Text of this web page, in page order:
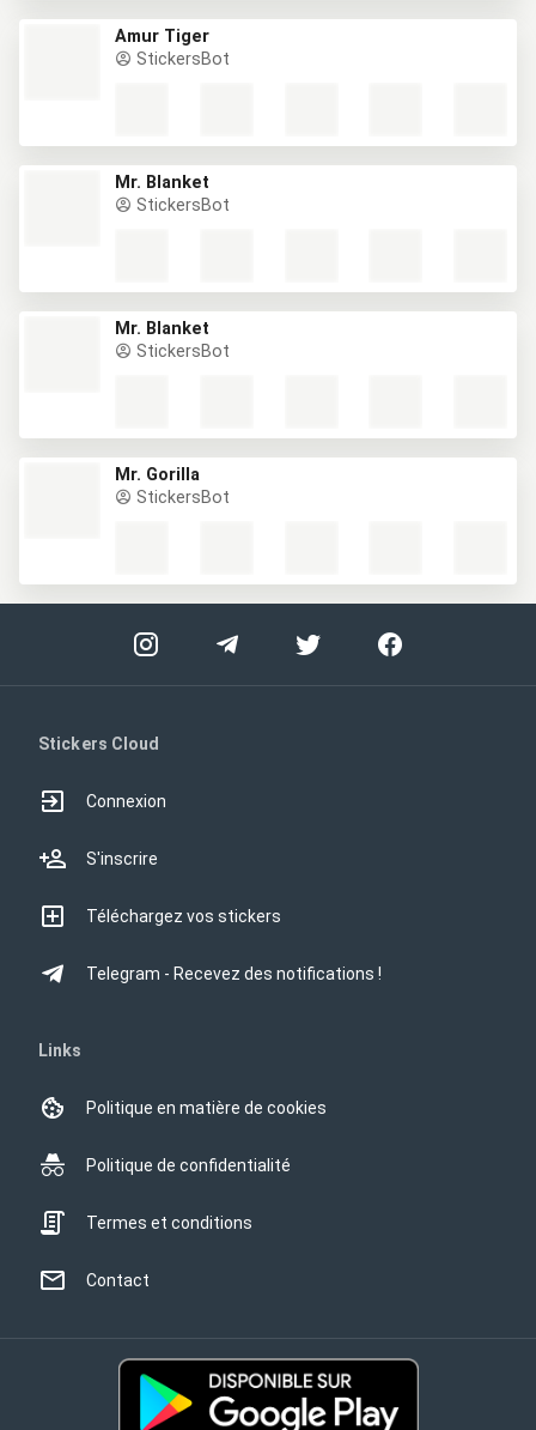
Amur Tiger
StickersBot
Mr. Blanket
StickersBot
Mr. Blanket
StickersBot
Mr. Gorilla
StickersBot
Stickers Cloud
Connexion
S'inscrire
Téléchargez vos stickers
Telegram - Recevez des notifications !
Links
Politique en matière de cookies
Politique de confidentialité
Termes et conditions
Contact